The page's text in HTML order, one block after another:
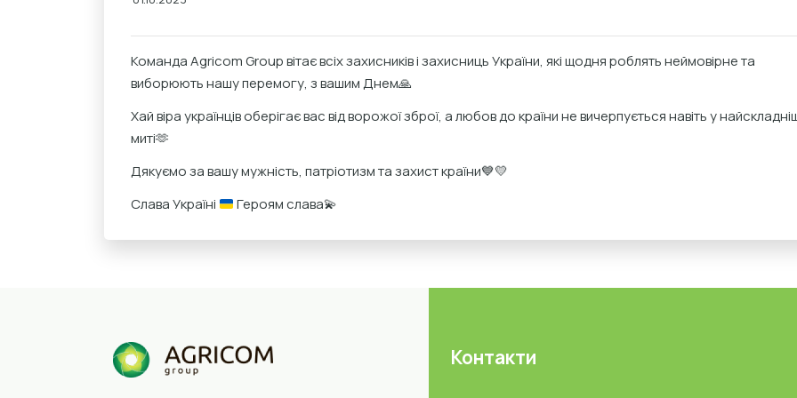
Команда Agricom Group вітає всіх захисників і захисниць України, які щодня роблять неймовірне та
виборюють нашу перемогу, з вашим Днем🙏
Хай віра українців оберігає вас від ворожої зброї, а любов до країни не вичерпується навіть у
миті🫶
Дякуємо за вашу мужність, патріотизм та захист країни💙💛
Слава Україні
Героям слава💫
Контакти